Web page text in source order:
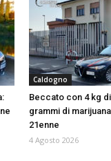
Caldogno
Beccato con 4 kg
grammi di
21enne
4 Agosto 2026